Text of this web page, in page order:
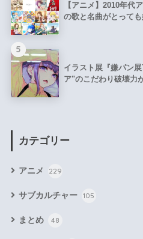
【アニメ】2010年代
の歌と名曲がとって
5
イラスト展『嫌パン
ア"のこだわり破壊力
カテゴリー
アニメ 229
サブカルチャー 105
まとめ 48